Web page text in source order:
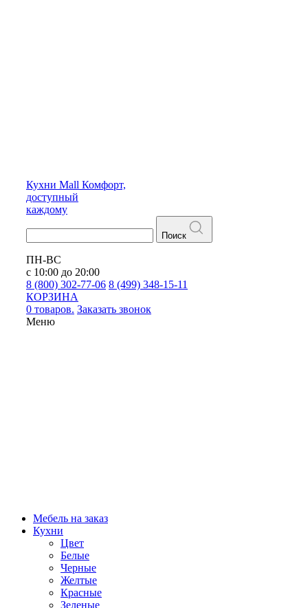
Кухни Mall Комфорт,
доступный
каждому
Поиск
ПН-ВС
с 10:00 до 20:00
8 (800) 302-77-06 8 (499) 348-15-11
КОРЗИНА
0 товаров. Заказать звонок
Меню
Мебель на заказ
Кухни
Цвет
Белые
Черные
Желтые
Красные
Зеленые